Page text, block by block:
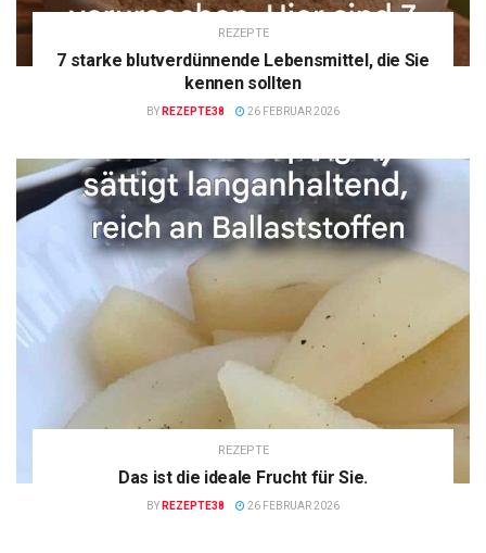
REZEPTE
7 starke blutverdünnende Lebensmittel, die Sie
kennen sollten
BY REZEPTE38 26 FEBRUAR 2026
REZEPTE
Das ist die ideale Frucht für Sie.
BY REZEPTE38 26 FEBRUAR 2026